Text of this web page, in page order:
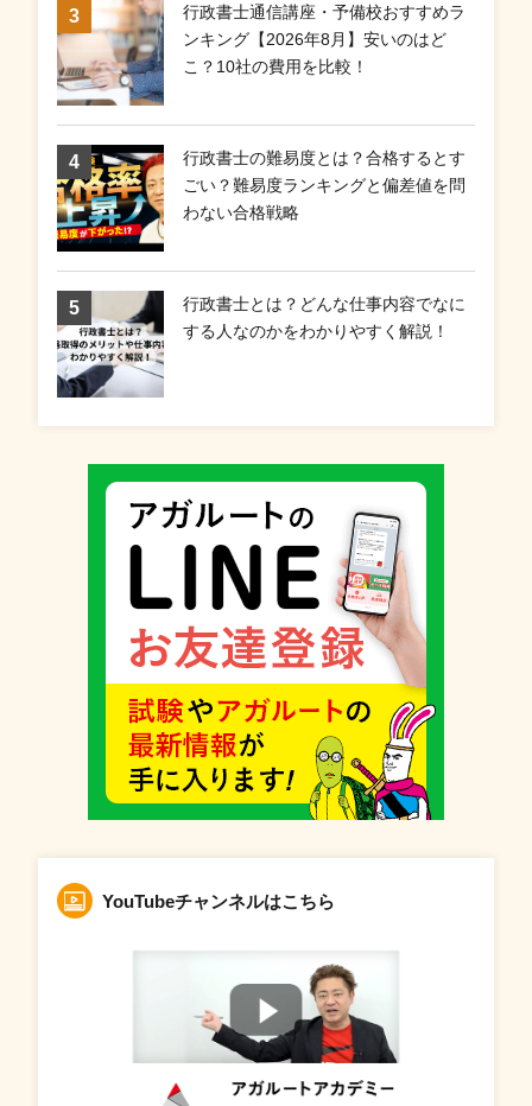
行政書士通信講座・予備校おすすめラ
ンキング【2026年8月】安いのはど
こ？10社の費用を比較！
行政書士の難易度とは？合格するとす
ごい？難易度ランキングと偏差値を問
わない合格戦略
行政書士とは？どんな仕事内容でなに
する人なのかをわかりやすく解説！
YouTubeチャンネルはこちら